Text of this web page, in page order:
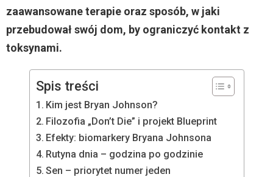
zaawansowane terapie oraz sposób, w jaki
przebudował swój dom, by ograniczyć kontakt z
toksynami.
Spis treści
Kim jest Bryan Johnson?
Filozofia „Don’t Die” i projekt Blueprint
Efekty: biomarkery Bryana Johnsona
Rutyna dnia – godzina po godzinie
Sen – priorytet numer jeden